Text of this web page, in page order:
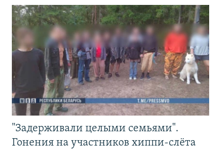
"Задерживали целыми семьями".
Гонения на участников хиппи-слёта